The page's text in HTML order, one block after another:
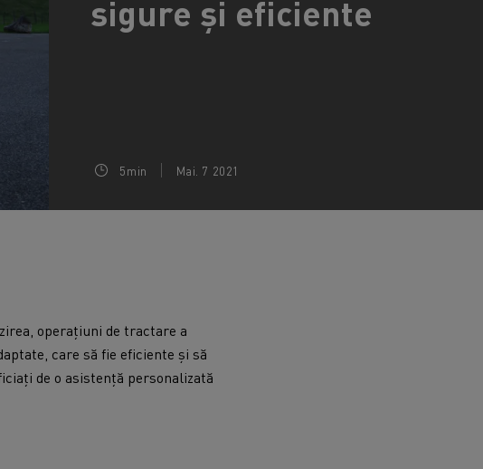
Colectarea deșeurilor
Întreținerea drumurilor
Delanchy Group
Guerlain
sigure și eficiente
5min Mai. 7 2021
operațiuni de tractare a
care să fie eficiente și să
de o asistență personalizată